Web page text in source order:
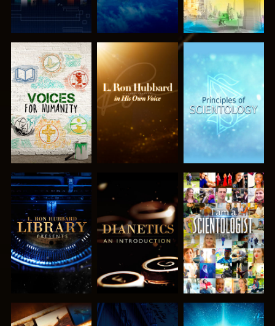
UTFORSKA
SERIEN
UTFORSKA
SERIEN
UTFORSKA
SERIEN
UTFORSKA
SERIEN
UTFORSKA
SERIEN
TITTA